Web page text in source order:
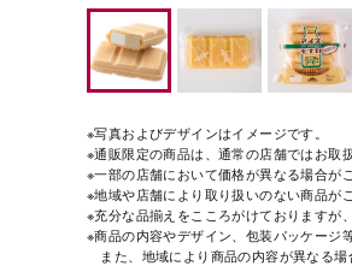
※写真およびデザインはイメージです。
※通販限定の商品は、通常の店舗ではお取
※一部の店舗において価格が異なる場合が
※地域や店舗により取り扱いのない商品が
※充分な品揃えをこころがけておりますが
※商品の内容やデザイン、包装パッケージ
また、地域により商品の内容が異なる場